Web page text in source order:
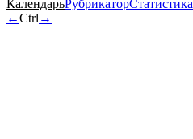
КалендарьРубрикаторСтатистика
←Ctrl →